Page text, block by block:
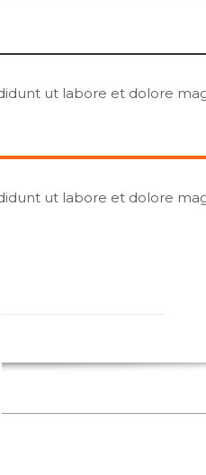
ut labore et dolore
ut labore et dolore